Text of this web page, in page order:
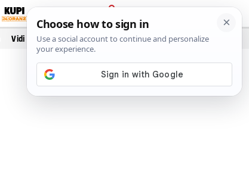
PRIJAVA
Vidi još…